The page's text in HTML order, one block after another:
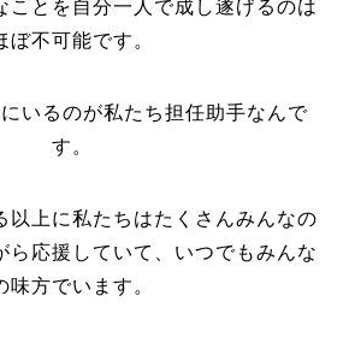
ことを自分一人で成し遂げるのは
ぼ不可能です。
いるのが私たち担任助手なんで
す。
以上に私たちはたくさんみんなの
ら応援していて、いつでもみんな
味方でいます。